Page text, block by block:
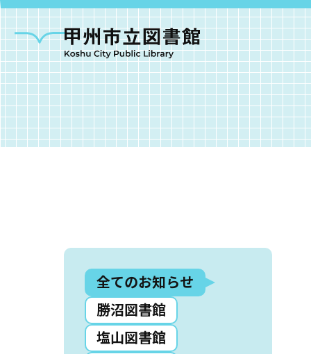
全てのお知らせ
勝沼図書館
塩山図書館
勝沼図書館
大和図書館
甘草屋敷子ども図書館